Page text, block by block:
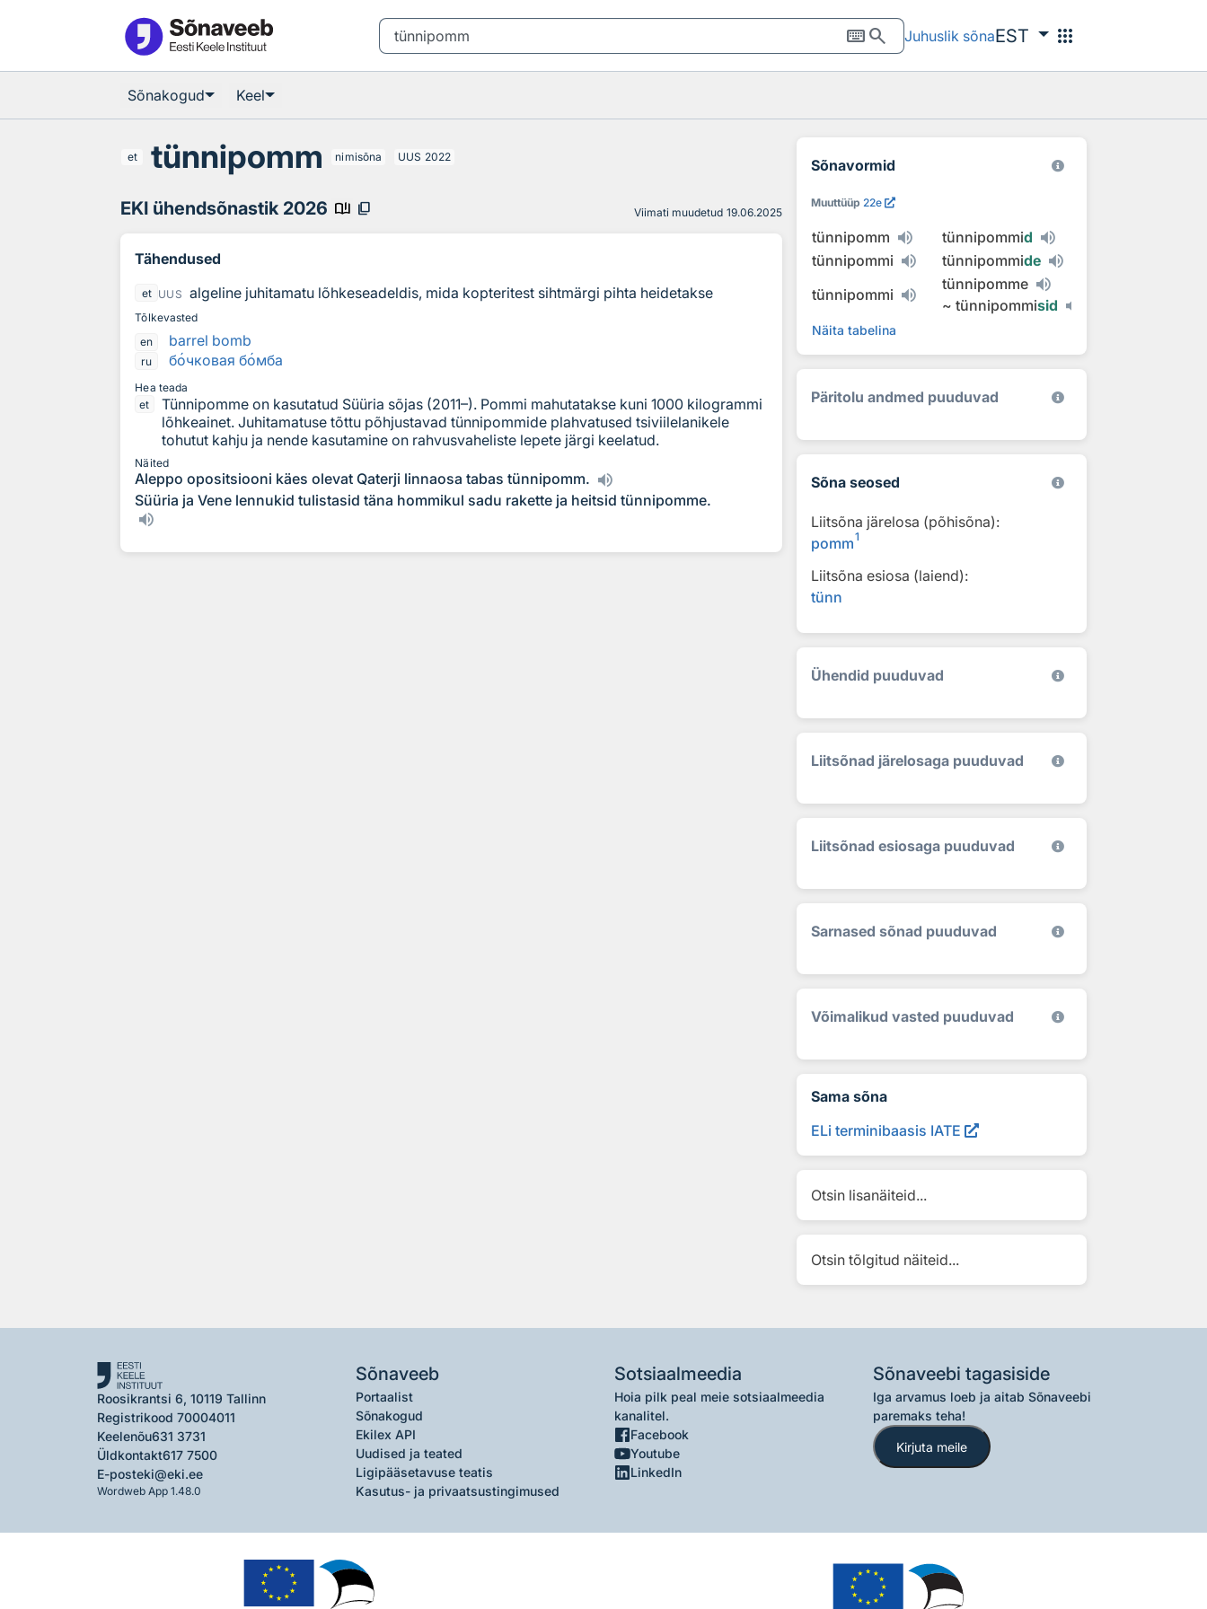
keyboardsearch Juhuslik sõnaEST apps
Sõnakogud Keel
et tünnipomm nimisõna UUS 2022
EKI ühendsõnastik 2026 book_ribbon content_copy Viimati muudetud 19.06.2025
Tähendused
et UUS algeline juhitamatu lõhkeseadeldis, mida kopteritest sihtmärgi pihta heidetakse
Tõlkevasted
en
barrel bomb
ru бочковая бомба
Hea teada
et
Tünnipomme on kasutatud Süüria sõjas (2011–). Pommi mahutatakse kuni 1000 kilogrammi
lõhkeainet. Juhitamatuse tõttu põhjustavad tünnipommide plahvatused tsiviilelanikele
tohutut kahju ja nende kasutamine on rahvusvaheliste lepete järgi keelatud.
Näited
Aleppo opositsiooni käes olevat Qaterji linnaosa tabas tünnipomm.
Süüria ja Vene lennukid tulistasid täna hommikul sadu rakette ja heitsid tünnipomme.
Sõnavormid
Muuttüüp 22e
tünnipomm tünnipommid
tünnipommi
tünnipommide
tünnipommi
tünnipomme
~ tünnipommisid
Näita tabelina
Päritolu andmed puuduvad
Sõna seosed
Liitsõna järelosa (põhisõna):
pomm1
Liitsõna esiosa (laiend):
tünn
Ühendid puuduvad
Liitsõnad järelosaga puuduvad
Liitsõnad esiosaga puuduvad
Sarnased sõnad puuduvad
Võimalikud vasted puuduvad
Sama sõna
ELi terminibaasis IATE
Otsin lisanäiteid...
Otsin tõlgitud näiteid...
Roosikrantsi 6, 10119 Tallinn
Registrikood 70004011
Keelenõu631 3731
Üldkontakt617 7500
E-posteki@eki.ee
Wordweb App 1.48.0
Sõnaveeb
Portaalist
Sõnakogud
Ekilex API
Uudised ja teated
Ligipääsetavuse teatis
Kasutus- ja privaatsustingimused
Sotsiaalmeedia
Hoia pilk peal meie sotsiaalmeedia
kanalitel.
Facebook
Youtube
LinkedIn
Sõnaveebi tagasiside
Iga arvamus loeb ja aitab Sõnaveebi
paremaks teha!
Kirjuta meile